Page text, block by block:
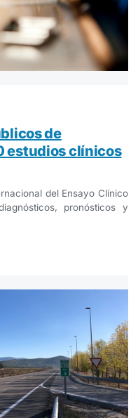
de
estudios clínicos
del Ensayo Clínico
pronósticos y